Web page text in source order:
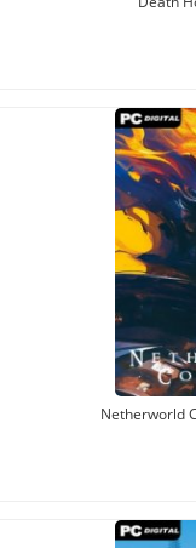
Netherworld